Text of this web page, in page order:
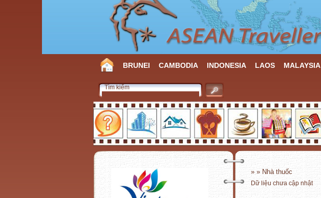
BRUNEI CAMBODIA INDONESIA LAOS MALAYSIA
» » Nhà thuốc
Dữ liệu chưa cập nhật